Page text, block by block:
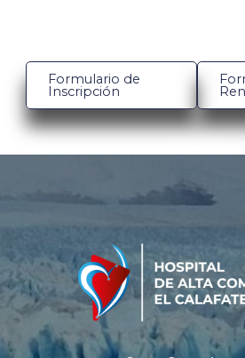
Formulario de
Inscripción